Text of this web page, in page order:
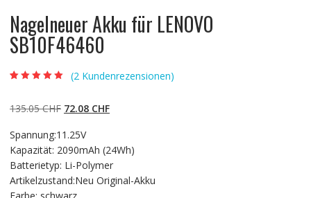
Nagelneuer Akku für LENOVO
SB10F46460
basierend auf
Kundenbewertun
(2 Kundenrezensionen)
135.05CHF Ursprünglicher
war:
135.05 CHF
72.08 CHFAktueller
72.08 CHF.
Spannung:11.25V
Kapazität: 2090mAh (24Wh)
Batterietyp: Li-Polymer
Artikelzustand:Neu Original-Akku